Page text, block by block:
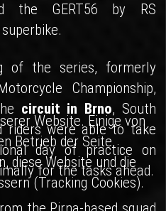
the GERT56 by RS
of the series, formerly
Championship,
circuit in Brno, South
riders were able to take
day of practice on
for the tasks ahead.
Website. Einige von
Betrieb der Seite,
diese Website und die
(Tracking Cookies).